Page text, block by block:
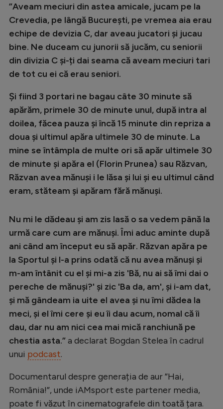
Natație
Formula 1
Gimnastică
Auto
Ciclism
Alte sporturi
JO 2024
JO 2026
Intră în cont
Creează cont
”Aveam meciuri din astea amicale, jucam pe la
Crevedia, pe lângă București, pe vremea aia erau
echipe de devizia C, dar aveau jucatori și jucau
bine. Ne duceam cu junorii să jucăm, cu seniorii
din divizia C și-ți dai seama că aveam meciuri tari
de tot cu ei că erau seniori.
Și fiind 3 portari ne bagau câte 30 minute să
apărăm, primele 30 de minute unul, după intra al
doilea, făcea pauza și încă 15 minute din repriza a
doua și ultimul apăra ultimele 30 de minute. La
mine se întâmpla de multe ori să apăr ultimele 30
de minute și apăra el (Florin Prunea) sau Răzvan,
Răzvan avea mănuși i le lăsa și lui și eu ultimul când
eram, stăteam și apăram fără mănuși.
Nu mi le dădeau și am zis lasă o sa vedem până la
urmă care cum are mănuși. Îmi aduc aminte după
ani când am început eu să apăr. Răzvan apăra pe
la Sportul și l-a prins odată că nu avea mănuși și
m-am întânit cu el și mi-a zis 'Bă, nu ai să îmi dai o
pereche de mănuși?' și zic 'Ba da, am', și i-am dat,
și mă gândeam ia uite el avea și nu îmi dădea la
meci, și el îmi cere și eu îi dau acum, nomal că îi
dau, dar nu am nici cea mai mică ranchiună pe
chestia asta.”a declarat Bogdan Stelea în cadrul
unui podcast.
Documentarul despre generația de aur ”Hai,
România!”, unde iAMsport este partener media,
poate fi văzut în cinematografele din toată țara.